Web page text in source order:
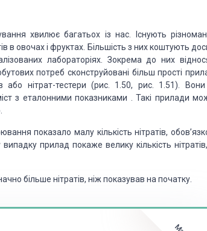
хвилює багатьох із нас. Існують
в овочах і фруктах. Більшість з них коштують
лабораторіях. Зокрема до них
потреб сконструйовані більш прості
або нітрат-тестери (рис. 1.50, рис. 1.51).
з еталонними показниками . Такі прилади
показало малу кількість нітратів,
прилад покаже велику кількість
більше нітратів, ніж показував на початку.